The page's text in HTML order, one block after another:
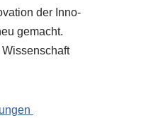
der Inno­
gemacht.